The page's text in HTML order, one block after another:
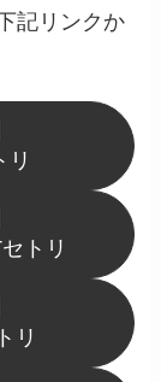
記リンクか
トリ
リ